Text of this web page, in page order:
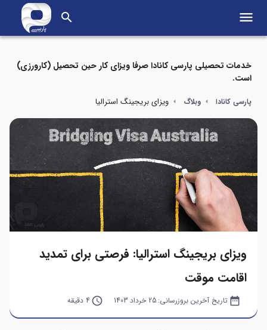
search menu
خدمات تحصیلی پارسی کانادا صرفا ویزای کار حین تحصیل (کارورزی)
است.
پارسی کانادا وبلاگ ویزای بریجینگ استرالیا
ویزای بریجینگ استرالیا: فرصتی برای تمدید
اقامت موقت
date_range تاریخ آخرین بروزرسانی: 25 خرداد 1403 query_builder4 دقیقه